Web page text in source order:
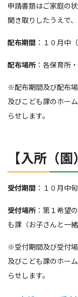
申請書類はご家庭の
聞き取りしたうえで
配布期間 ：１０月中
配布場所 ：各保育所
※配布期間及び配布
及びこども課のホー
らせします。
【入所（
受付期間 ：１０月中
受付場所 ：第１希望
も課（お子さんと一
※受付期間及び受付
及びこども課のホー
らせします。